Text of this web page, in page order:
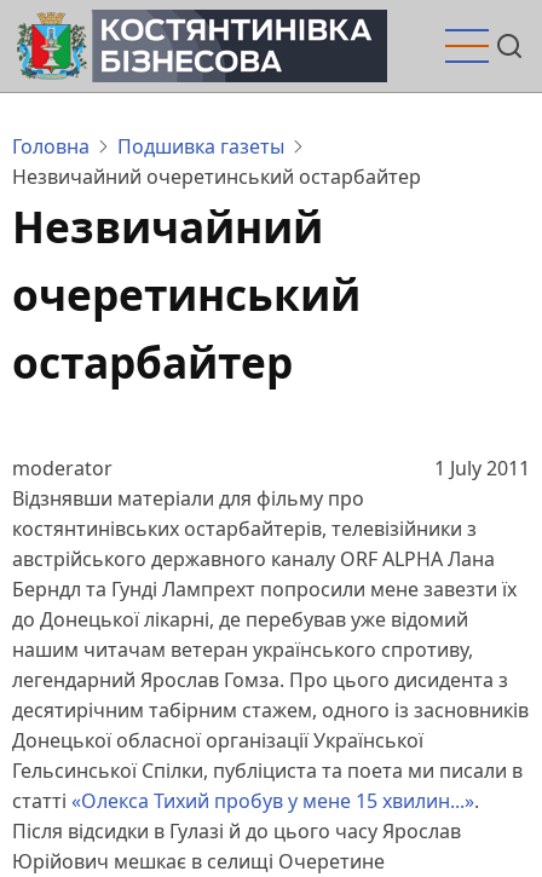
Перейти
до
основного
Головна
Подшивка газеты
Незвичайний очеретинський остарбайтер
Незвичайний
очеретинський
остарбайтер
moderator
1 July 2011
Відзнявши матеріали для фільму про
костянтинівських остарбайтерів, телевізійники з
австрійського державного каналу ORF ALPHA Лана
Берндл та Гунді Лампрехт попросили мене завезти їх
до Донецької лікарні, де перебував уже відомий
нашим читачам ветеран українського спротиву,
легендарний Ярослав Гомза. Про цього дисидента з
десятирічним табірним стажем, одного із засновників
Донецької обласної організації Української
Гельсинської Спілки, публіциста та поета ми писали в
статті «Олекса Тихий пробув у мене 15 хвилин...».
Після відсидки в Гулазі й до цього часу Ярослав
Юрійович мешкає в селищі Очеретине